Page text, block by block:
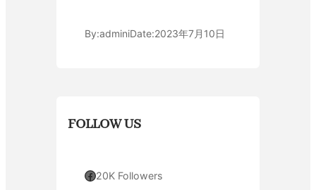
By:adminiDate:2023年7月10日
FOLLOW US
Facebook 20K Followers